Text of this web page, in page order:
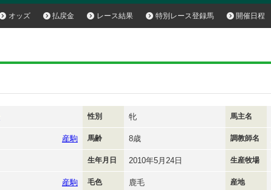
オッズ 払戻金 レース結果 特別レース登録馬 開催日程
性別 牝 馬主名
産駒 馬齢 8歳 調教師名
生年月日 2010年5月24日 生産牧場
産駒 毛色 鹿毛 産地